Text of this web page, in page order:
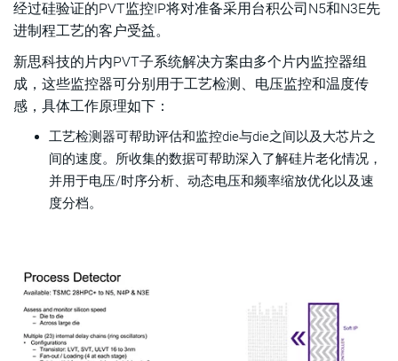
经过硅验证的PVT监控IP将对准备采用台积公司N5和N3E先
进制程工艺的客户受益。
新思科技的片内PVT子系统解决方案由多个片内监控器组
成，这些监控器可分别用于工艺检测、电压监控和温度传
感，具体工作原理如下：
工艺检测器可帮助评估和监控die与die之间以及大芯片之
间的速度。所收集的数据可帮助深入了解硅片老化情况，
并用于电压/时序分析、动态电压和频率缩放优化以及速
度分档。